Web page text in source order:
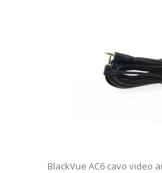
BlackVue AC6 cavo video